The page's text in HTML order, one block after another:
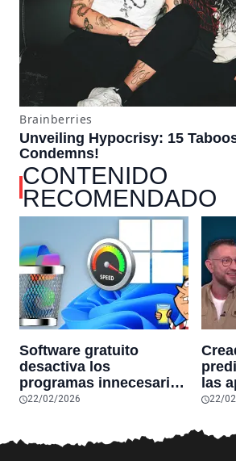
CONTENIDO
RECOMENDADO
Software gratuito
desactiva los
programas innecesarios
de Windows 11 y
reduciendo el uso de la
RAM y mucho más
22/02/2026
las
22/